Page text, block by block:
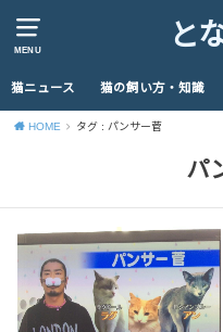
MENU と
猫ニュース 猫の飼い方・知識
HOME タグ : パンサー菅
パ